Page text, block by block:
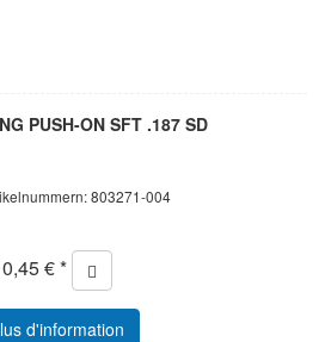
PUSH-ON SFT .187 SD
803271-004
0,45 € *
d'information